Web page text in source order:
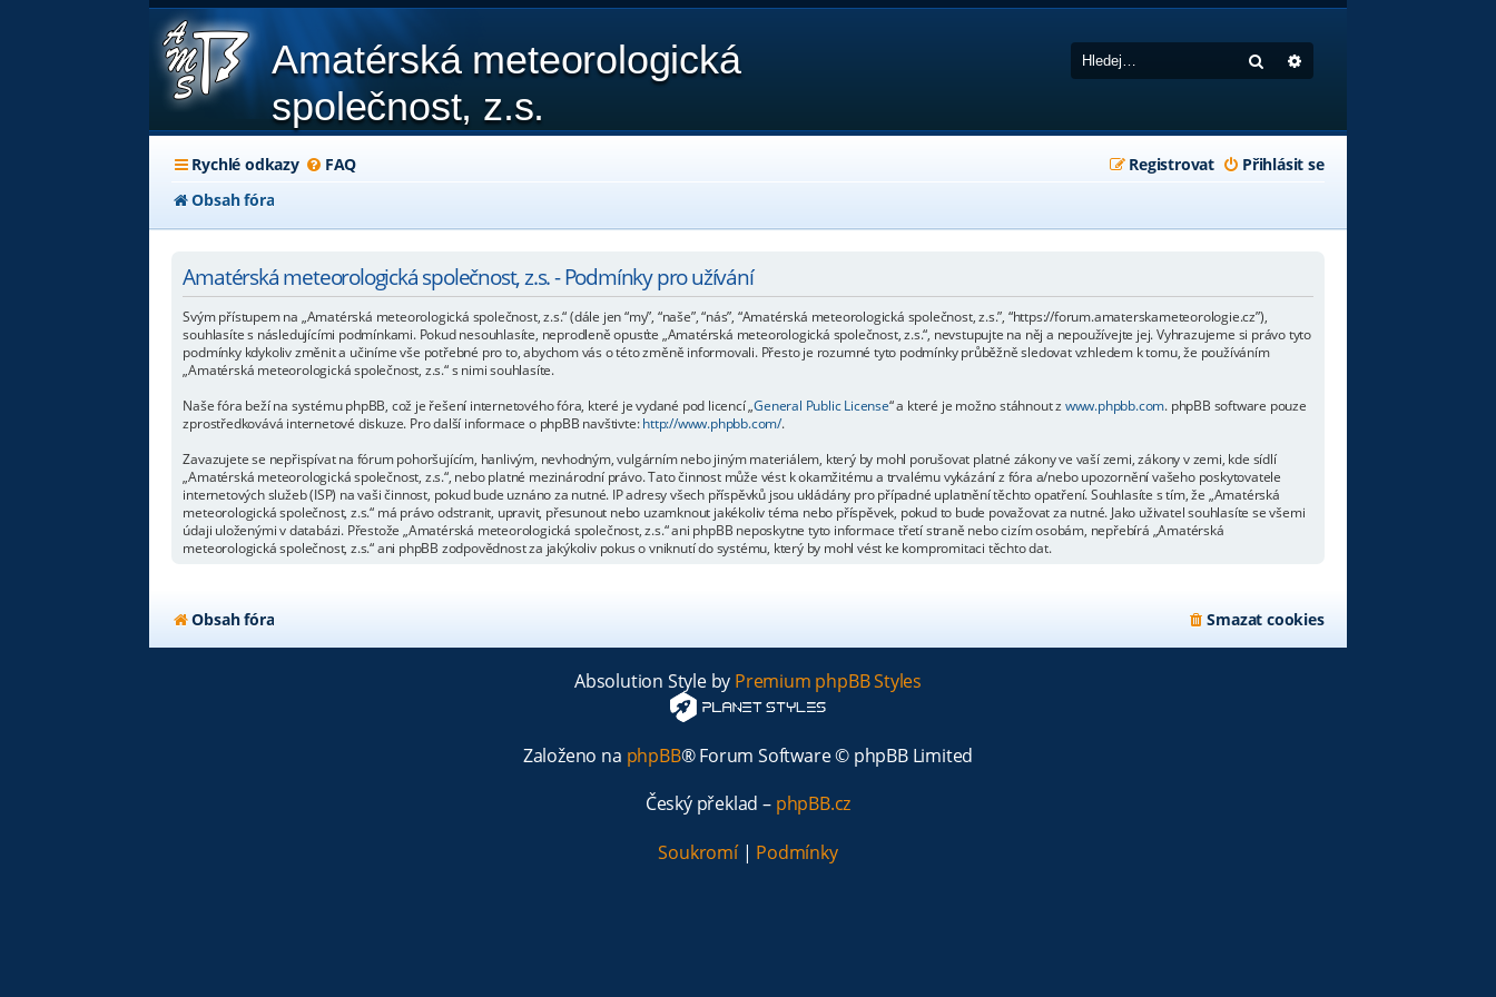
Amatérská meteorologická
společnost, z.s.
Hledat
Rychlé odkazy FAQ Přihlásit se
Registrovat
Obsah fóra
Amatérská meteorologická společnost, z.s. - Podmínky pro užívání
Svým přístupem na „Amatérská meteorologická společnost, z.s.“ (dále jen “my”, “naše”, “nás”, “Amatérská meteorologická společnost, z.s.”, “https://forum.amaterskameteorologie.cz”),
souhlasíte s následujícími podmínkami. Pokud nesouhlasíte, neprodleně opusťte „Amatérská meteorologická společnost, z.s.“, nevstupujte na něj a nepoužívejte jej. Vyhrazujeme si právo tyto
podmínky kdykoliv změnit a učiníme vše potřebné pro to, abychom vás o této změně informovali. Přesto je rozumné tyto podmínky průběžně sledovat vzhledem k tomu, že používáním
„Amatérská meteorologická společnost, z.s.“ s nimi souhlasíte.
Naše fóra beží na systému phpBB, což je řešení internetového fóra, které je vydané pod licencí „General Public License“ a které je možno stáhnout z www.phpbb.com. phpBB software pouze
zprostředkovává internetové diskuze. Pro další informace o phpBB navštivte:http://www.phpbb.com/.
Zavazujete se nepřispívat na fórum pohoršujícím, hanlivým, nevhodným, vulgárním nebo jiným materiálem, který by mohl porušovat platné zákony ve vaší zemi, zákony v zemi, kde sídlí
„Amatérská meteorologická společnost, z.s.“, nebo platné mezinárodní právo. Tato činnost může vést k okamžitému a trvalému vykázání z fóra a/nebo upozornění vašeho poskytovatele
internetových služeb (ISP) na vaši činnost, pokud bude uznáno za nutné. IP adresy všech příspěvků jsou ukládány pro případné uplatnění těchto opatření. Souhlasíte s tím, že „Amatérská
meteorologická společnost, z.s.“ má právo odstranit, upravit, přesunout nebo uzamknout jakékoliv téma nebo příspěvek, pokud to bude považovat za nutné. Jako uživatel souhlasíte se všemi
údaji uloženými v databázi. Přestože „Amatérská meteorologická společnost, z.s.“ ani phpBB neposkytne tyto informace třetí straně nebo cizím osobám, nepřebírá „Amatérská
meteorologická společnost, z.s.“ ani phpBB zodpovědnost za jakýkoliv pokus o vniknutí do systému, který by mohl vést ke kompromitaci těchto dat.
Obsah fóra Smazat cookies
Absolution Style by Premium phpBB Styles
Založeno na phpBB® Forum Software © phpBB Limited
Český překlad – phpBB.cz
Soukromí| Podmínky